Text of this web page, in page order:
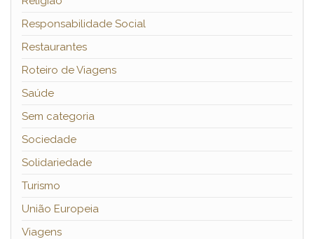
Responsabilidade Social
Restaurantes
Roteiro de Viagens
Saúde
Sem categoria
Sociedade
Solidariedade
Turismo
União Europeia
Viagens